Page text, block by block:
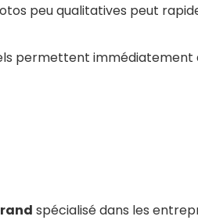
peu qualitatives peut
permettent immédiatement
spécialisé dans les